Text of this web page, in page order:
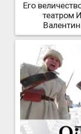
Его
театром